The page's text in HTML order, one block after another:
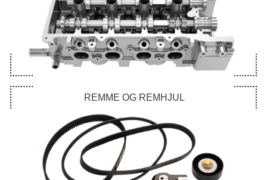
REMME OG REMHJUL